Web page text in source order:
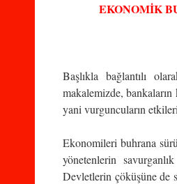
EKONOMİK
Başlıkla bağlantılı
makalemizde,
yani vurguncuların
Ekonomileri buhrana
yönetenlerin
Devletlerin çöküşüne de